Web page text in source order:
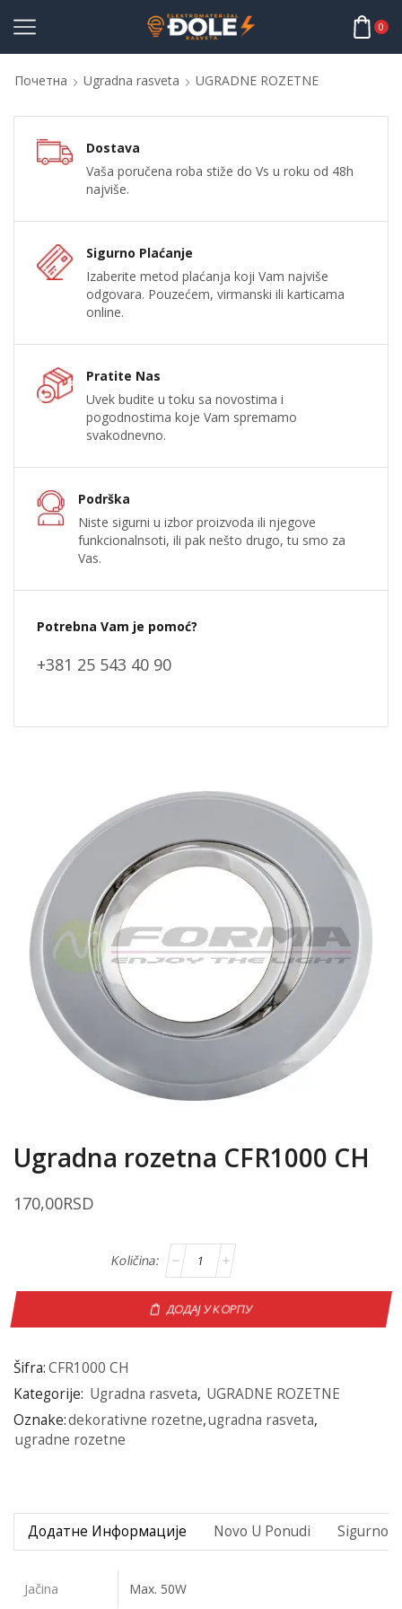
0
Почетна Ugradna rasveta UGRADNE ROZETNE
Dostava
Vaša poručena roba stiže do Vs u roku od 48h
najviše.
Sigurno Plaćanje
Izaberite metod plaćanja koji Vam najviše
odgovara. Pouzećem, virmanski ili karticama
online.
Pratite Nas
Uvek budite u toku sa novostima i
pogodnostima koje Vam spremamo
svakodnevno.
Podrška
Niste sigurni u izbor proizvoda ili njegove
funkcionalnsoti, ili pak nešto drugo, tu smo za
Vas.
Potrebna Vam je pomoć?
+381 25 543 40 90
Ugradna rozetna CFR1000 CH
170,00RSD
ДОДАЈ У КОРПУ
Šifra:CFR1000 CH
Kategorije: Ugradna rasveta, UGRADNE ROZETNE
Oznake:dekorativne rozetne,ugradna rasveta,
ugradne rozetne
Додатне Информације Novo U Ponudi Sigurno
Jačina Max. 50W